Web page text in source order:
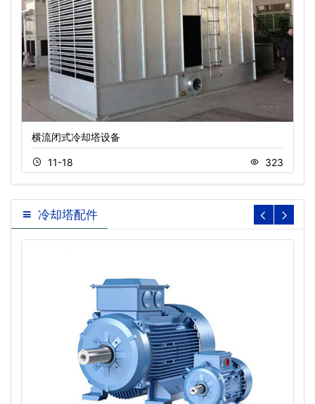
横流闭式冷却塔设备
11-18 323
冷却塔配件